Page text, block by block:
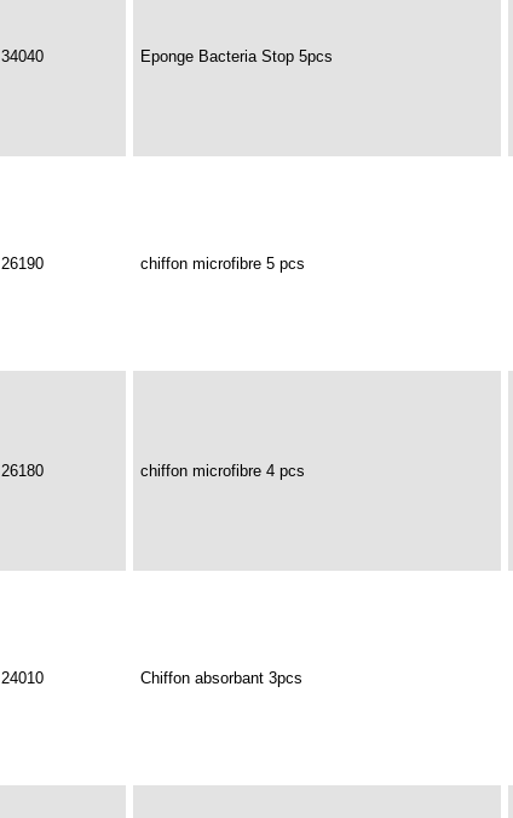
34040 Eponge Bacteria Stop 5pcs
26190 chiffon microfibre 5 pcs
26180 chiffon microfibre 4 pcs
24010 Chiffon absorbant 3pcs